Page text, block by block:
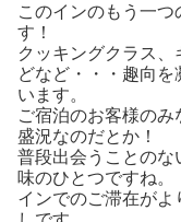
このインのもう一つ
す！
クッキングクラス
どなど・・・趣向
います。
ご宿泊のお客様の
盛況なのだとか！
普段出会うことのな
味のひとつですね。
インでのご滞在が